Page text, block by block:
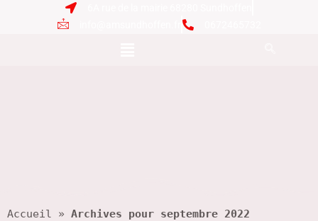
Accueil » Archives pour septembre 2022